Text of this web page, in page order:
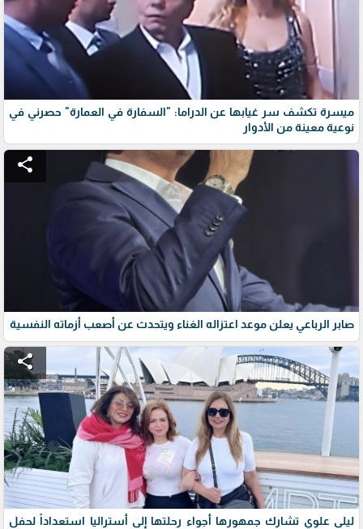
ميسرة تكشف سر غيابها عن الدراما: "السفارة في العمارة" حصرني في
نوعية معينة من الأدوار
share
صابر الرباعي يعلن موعد اعتزاله الغناء ويتحدث عن أصعب أزماته النفسية
share
ليلى علوي تشارك جمهورها أجواء رحلتها إلى أستراليا استعداداً لحفل